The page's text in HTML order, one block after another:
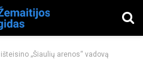
„Šiaulių arenos“ vadovą